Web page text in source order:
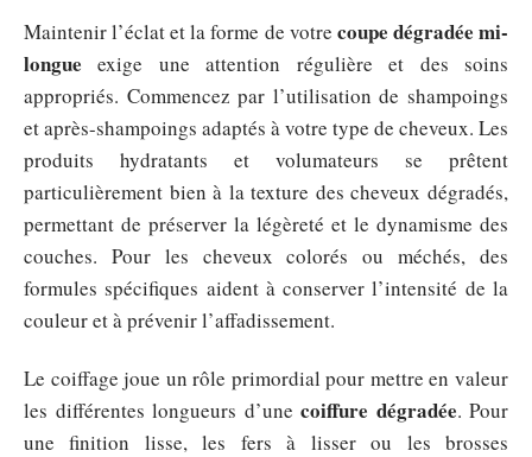
Maintenir l’éclat et la forme de votre coupe dégradée mi-
longue exige une attention régulière et des soins
appropriés. Commencez par l’utilisation de shampoings
et après-shampoings adaptés à votre type de cheveux. Les
produits hydratants et volumateurs se prêtent
particulièrement bien à la texture des cheveux dégradés,
permettant de préserver la légèreté et le dynamisme des
couches. Pour les cheveux colorés ou méchés, des
formules spécifiques aident à conserver l’intensité de la
couleur et à prévenir l’affadissement.
Le coiffage joue un rôle primordial pour mettre en valeur
les différentes longueurs d’une coiffure dégradée. Pour
une finition lisse, les fers à lisser ou les brosses